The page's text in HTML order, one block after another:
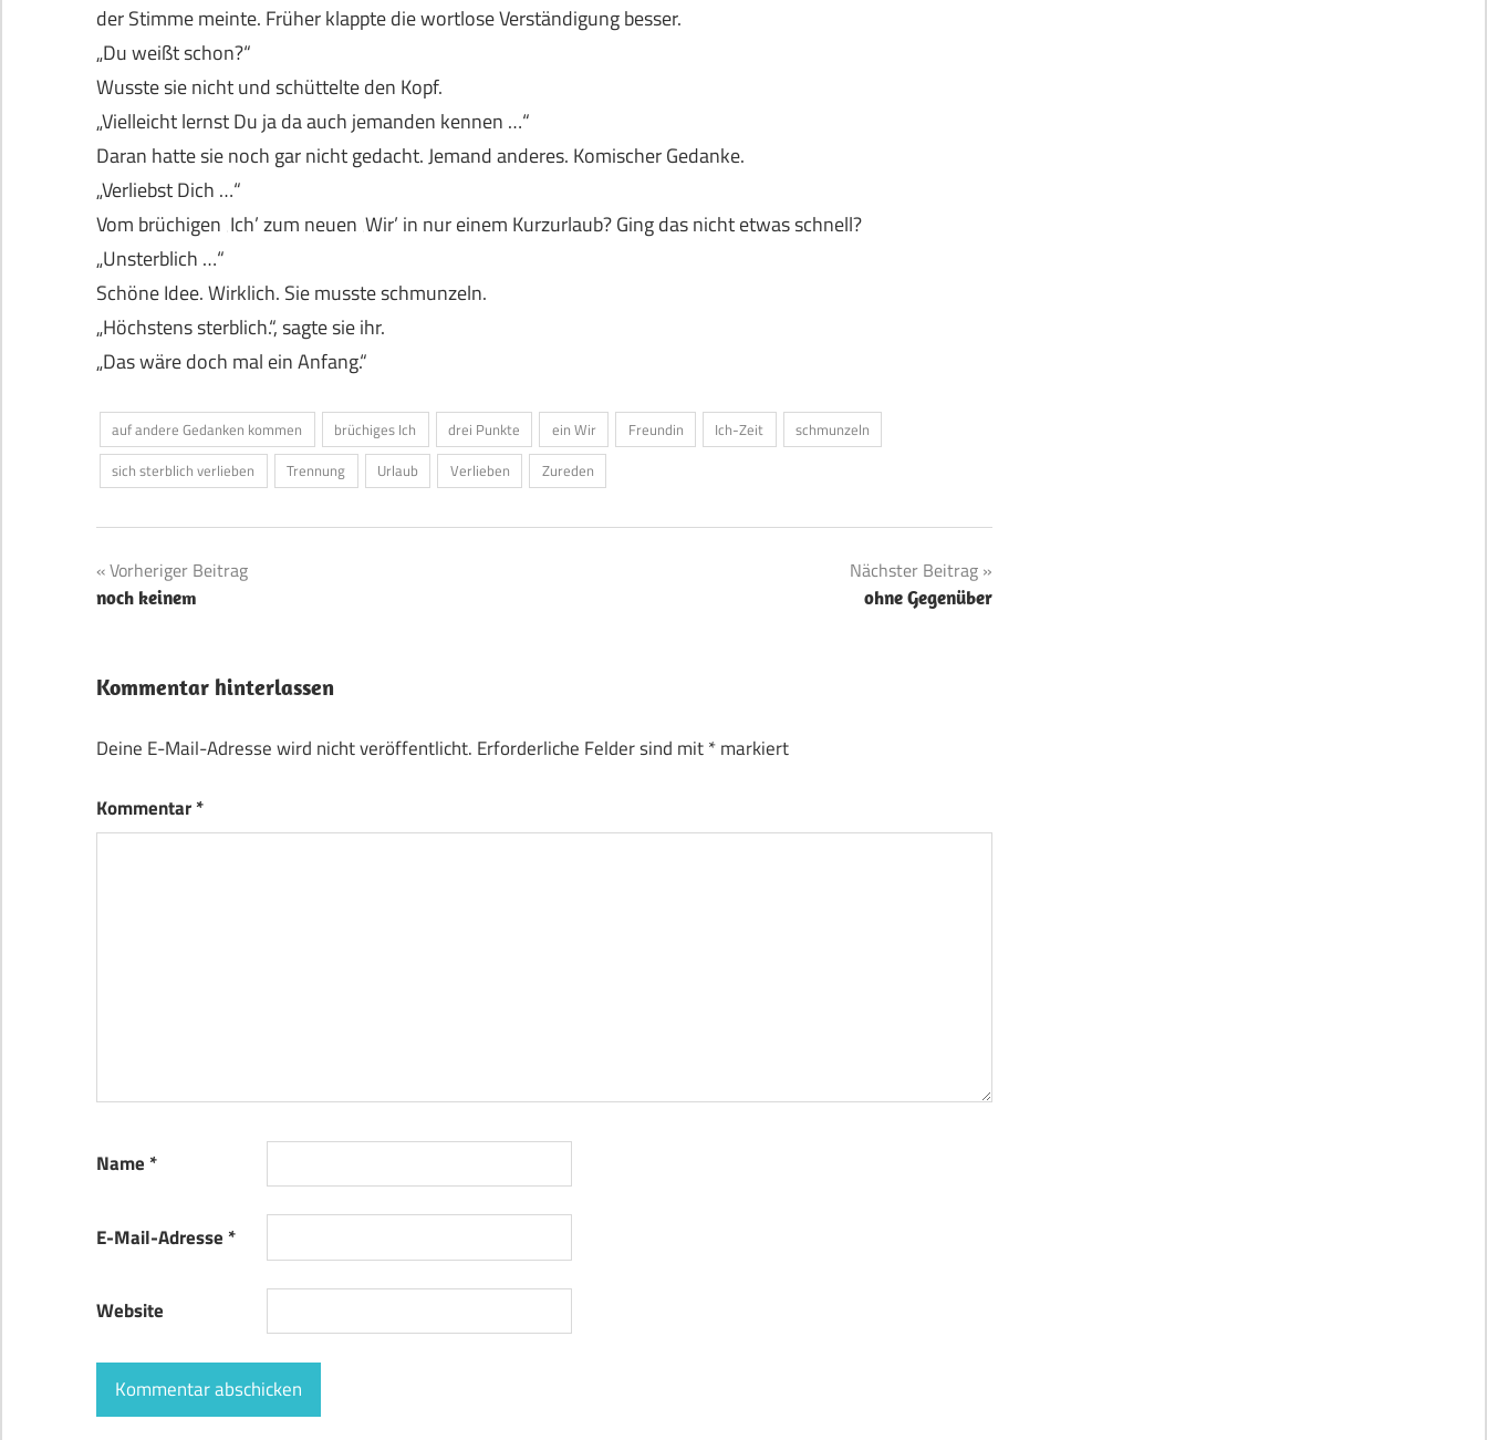
der Stimme meinte. Früher klappte die wortlose Verständigung besser.
„Du weißt schon?“
Wusste sie nicht und schüttelte den Kopf.
„Vielleicht lernst Du ja da auch jemanden kennen …“
Daran hatte sie noch gar nicht gedacht. Jemand anderes. Komischer Gedanke.
„Verliebst Dich …“
Vom brüchigen ‚Ich’ zum neuen ‚Wir’ in nur einem Kurzurlaub? Ging das nicht etwas schnell?
„Unsterblich …“
Schöne Idee. Wirklich. Sie musste schmunzeln.
„Höchstens sterblich.“, sagte sie ihr.
„Das wäre doch mal ein Anfang.“
auf andere Gedanken kommen brüchiges Ich drei Punkte ein Wir Freundin Ich-Zeit
schmunzeln
sich sterblich verlieben
Trennung Urlaub Verlieben Zureden
Beitragsnavigation
Vorheriger Beitrag
noch keinem
Nächster Beitrag
ohne Gegenüber
Kommentar hinterlassen
Deine E-Mail-Adresse wird nicht veröffentlicht. Erforderliche Felder sind mit*markiert
Kommentar*
Name *
E-Mail-Adresse *
Website